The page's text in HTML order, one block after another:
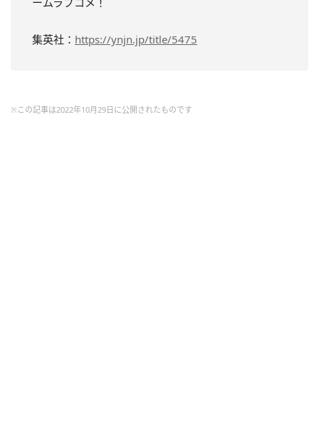
集英社： https://ynjn.jp/title/5475
※この記事は2022年10月29日に公開されたものです